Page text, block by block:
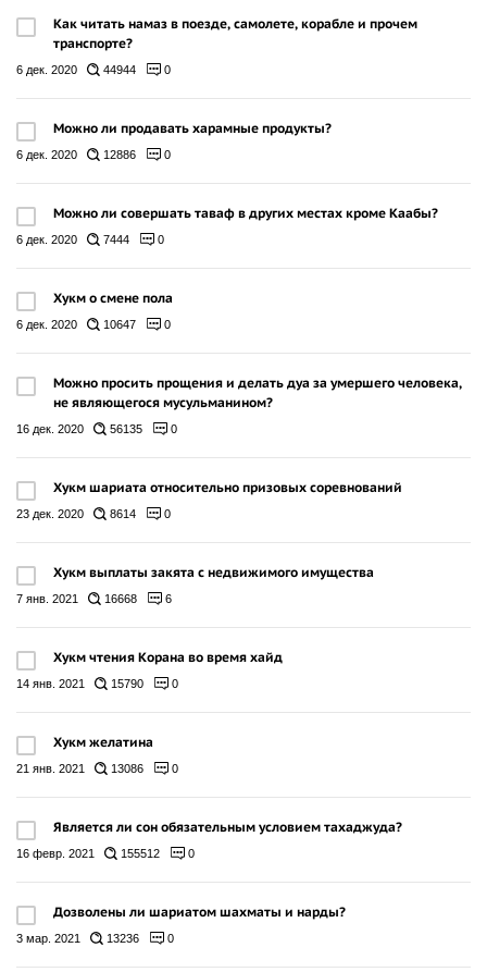
Как читать намаз в поезде, самолете, корабле и прочем
транспорте?
6 дек. 2020 44944 0
Можно ли продавать харамные продукты?
6 дек. 2020 12886 0
Можно ли совершать таваф в других местах кроме Каабы?
6 дек. 2020 7444 0
Хукм о смене пола
6 дек. 2020 10647 0
Можно просить прощения и делать дуа за умершего человека,
не являющегося мусульманином?
16 дек. 2020 56135 0
Хукм шариата относительно призовых соревнований
23 дек. 2020 8614 0
Хукм выплаты закята с недвижимого имущества
7 янв. 2021 16668 6
Хукм чтения Корана во время хайд
14 янв. 2021 15790 0
Хукм желатина
21 янв. 2021 13086 0
Является ли сон обязательным условием тахаджуда?
16 февр. 2021 155512 0
Дозволены ли шариатом шахматы и нарды?
3 мар. 2021 13236 0